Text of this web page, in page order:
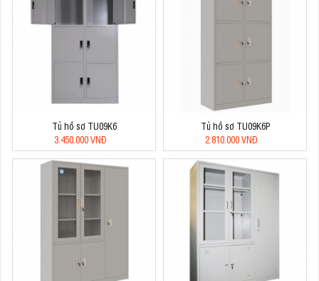
Tủ hồ sơ TU09K6
3.450.000 VNĐ
Tủ hồ sơ TU09K6P
2.810.000 VNĐ